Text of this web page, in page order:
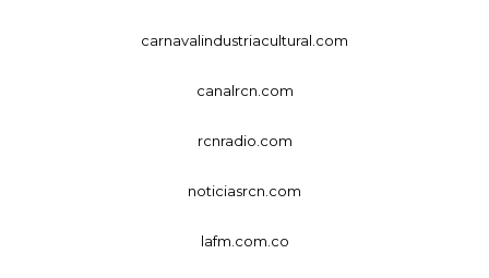
carnavalindustriacultural.com
canalrcn.com
rcnradio.com
noticiasrcn.com
lafm.com.co